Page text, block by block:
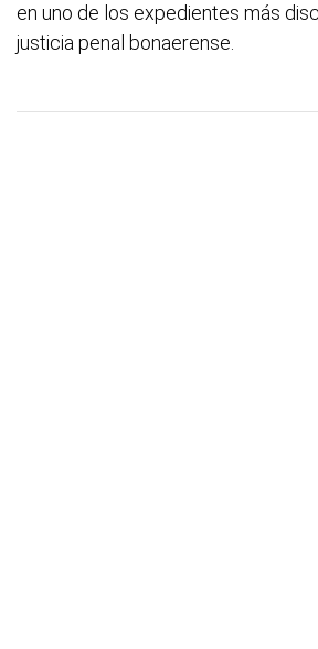
en uno de los expedientes más
justicia penal bonaerense.